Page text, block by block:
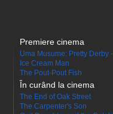
Premiere cinema
Uma Musume: Pretty Derby -
Ice Cream Man
The Pout-Pout Fish
În curând la cinema
The End of Oak Street
The Carpenter's Son